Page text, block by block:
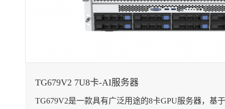
TG679V2 7U8卡-AI服务器
TG679V2是一款具有广泛用途的8卡GPU服务器，基